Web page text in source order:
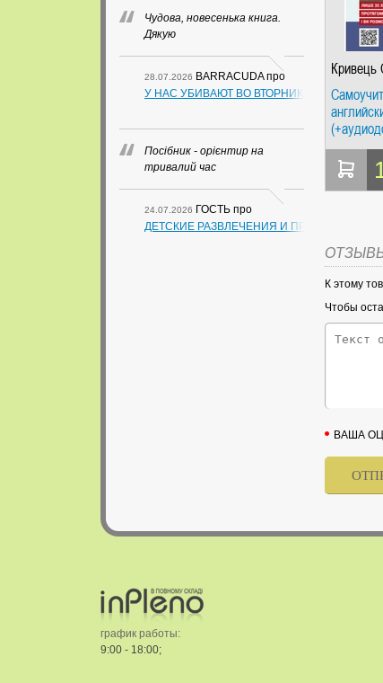
Чудова, новесенька книга.
Дякую
28.07.2026 BARRACUDAпро
У НАС УБИВАЮТ ВО ВТОРНИК.
Посібник - орієнтир на
тривалий час
24.07.2026 ГОСТЬ про
ДЕТСКИЕ РАЗВЛЕЧЕНИЯ И ПРАЗДНИКИ (В
Кривець
сайте)
К этому
Чтобы
ВАША
график работы:
9:00 - 18:00;